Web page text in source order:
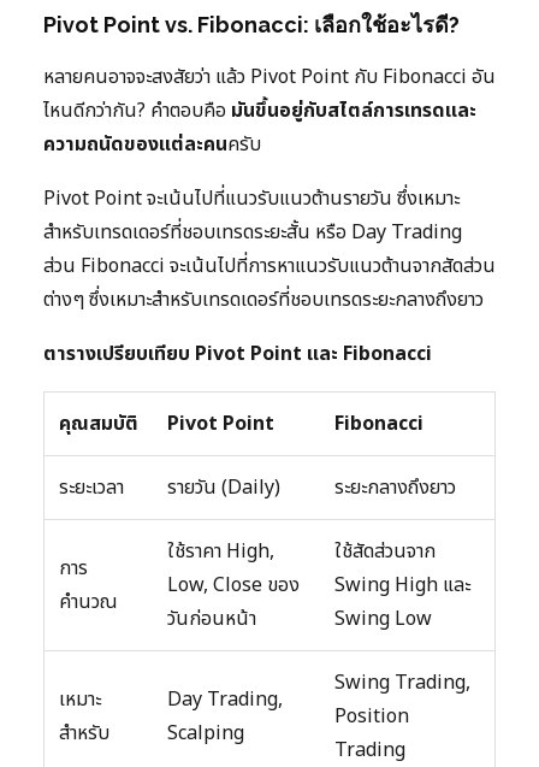
Pivot Point vs. Fibonacci: เลือกใช้อะไรดี?
หลายคนอาจจะสงสัยว่า แล้ว Pivot Point กับ Fibonacci อัน
ไหนดีกว่ากัน? คำตอบคือ มันขึ้นอยู่กับสไตล์การเทรดและ
ความถนัดของแต่ละคนครับ
Pivot Point จะเน้นไปที่แนวรับแนวต้านรายวัน ซึ่งเหมาะ
สำหรับเทรดเดอร์ที่ชอบเทรดระยะสั้น หรือ Day Trading
ส่วน Fibonacci จะเน้นไปที่การหาแนวรับแนวต้านจากสัดส่วน
ต่างๆ ซึ่งเหมาะสำหรับเทรดเดอร์ที่ชอบเทรดระยะกลางถึงยาว
ตารางเปรียบเทียบ Pivot Point และ Fibonacci
คุณสมบัติ Pivot Point Fibonacci
ระยะเวลา รายวัน (Daily) ระยะกลางถึงยาว
การ
คำนวณ
ใช้ราคา High,
Low, Close ของ
วันก่อนหน้า
ใช้สัดส่วนจาก
Swing High และ
Swing Low
เหมาะ
สำหรับ
Day Trading,
Scalping
Swing Trading,
Position
Trading